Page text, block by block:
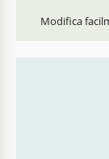
Modifica